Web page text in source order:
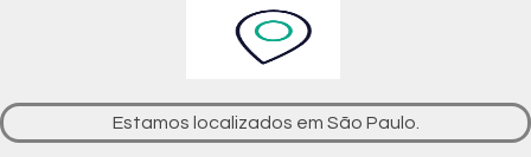
Estamos localizados em São Paulo.